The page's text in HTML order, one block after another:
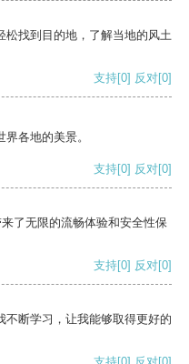
松找到目的地，了解当地的风土
支持[0] 反对[0]
各地的美景。
支持[0] 反对[0]
了无限的流畅体验和安全性保
支持[0] 反对[0]
不断学习，让我能够取得更好的